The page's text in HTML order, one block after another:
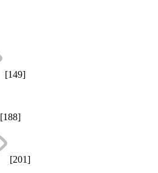
[149]
[188]
[201]